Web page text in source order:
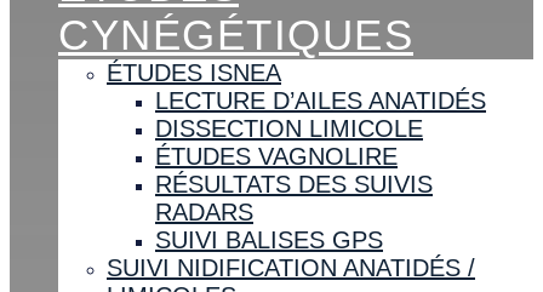
CYNÉGÉTIQUES
ÉTUDES ISNEA
LECTURE D’AILES ANATIDÉS
DISSECTION LIMICOLE
ÉTUDES VAGNOLIRE
RÉSULTATS DES SUIVIS
RADARS
SUIVI BALISES GPS
SUIVI NIDIFICATION ANATIDÉS /